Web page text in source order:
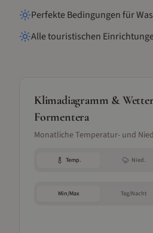
Perfekte Bedingungen für
Alle touristischen
Klimadiagramm &
Formentera
Monatliche Temperatur- und
Temp. Nied.
Min/Max Tag/Nacht